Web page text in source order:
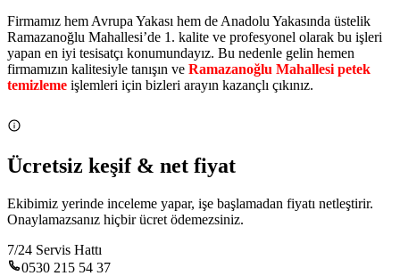
Firmamız hem Avrupa Yakası hem de Anadolu Yakasında üstelik
Ramazanoğlu Mahallesi’de 1. kalite ve profesyonel olarak bu işleri
yapan en iyi tesisatçı konumundayız. Bu nedenle gelin hemen
firmamızın kalitesiyle tanışın ve Ramazanoğlu Mahallesi petek
temizleme işlemleri için bizleri arayın kazançlı çıkınız.
Ücretsiz keşif & net fiyat
Ekibimiz yerinde inceleme yapar, işe başlamadan fiyatı netleştirir.
Onaylamazsanız hiçbir ücret ödemezsiniz.
7/24 Servis Hattı
0530 215 54 37